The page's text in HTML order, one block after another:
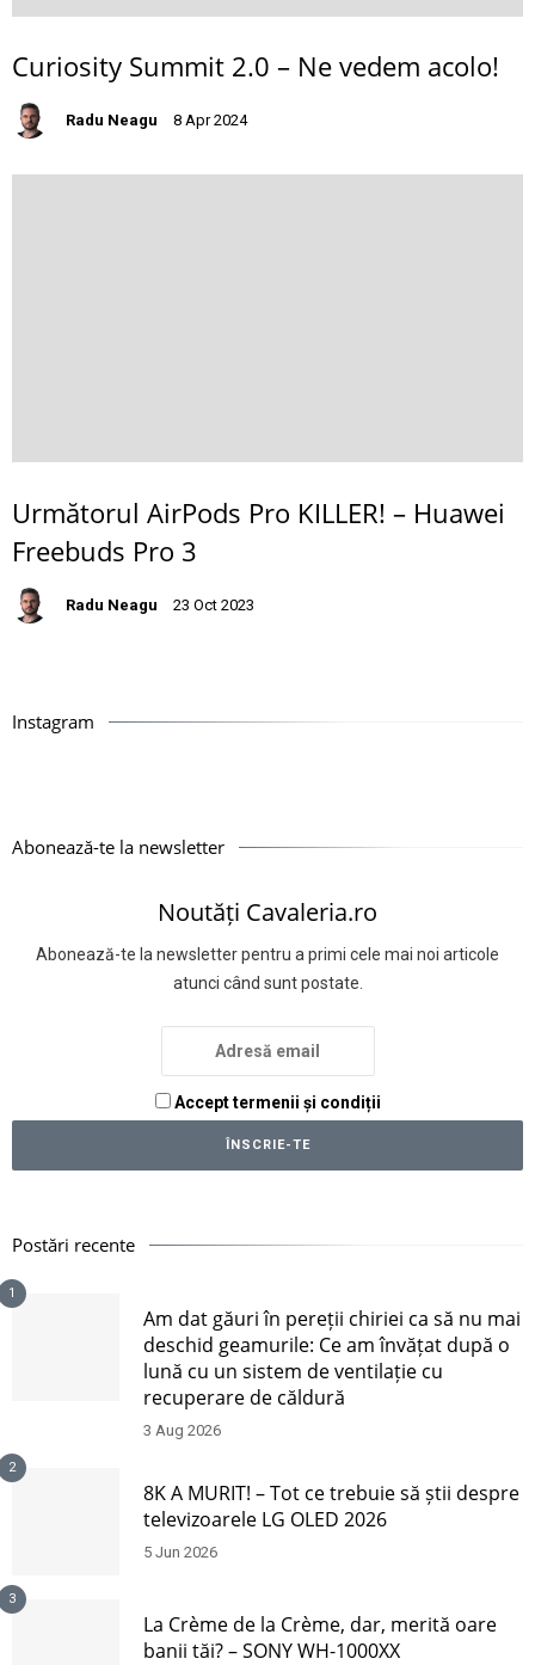
Curiosity Summit 2.0 – Ne vedem acolo!
Radu Neagu 8 Apr 2024
Următorul AirPods Pro KILLER! – Huawei
Freebuds Pro 3
Radu Neagu 23 Oct 2023
Instagram
Abonează-te la newsletter
Noutăți Cavaleria.ro
Abonează-te la newsletter pentru a primi cele mai noi articole
atunci când sunt postate.
Accept termenii și condiții
Postări recente
1
Am dat găuri în pereții chiriei ca să nu mai
deschid geamurile: Ce am învățat după o
lună cu un sistem de ventilație cu
recuperare de căldură
3 Aug 2026
2
8K A MURIT! – Tot ce trebuie să știi despre
televizoarele LG OLED 2026
5 Jun 2026
3
La Crème de la Crème, dar, merită oare
banii tăi? – SONY WH-1000XX